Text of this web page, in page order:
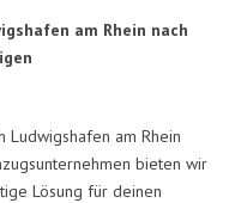
am Rhein nach
Ludwigshafen am Rhein
bieten wir
Lösung für deinen